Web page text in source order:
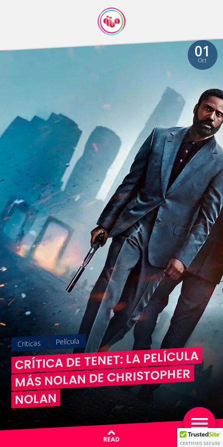
01
Oct
Críticas Película
CRÍTICA DE TENET: LA PELÍCULA
MÁS NOLAN DE CHRISTOPHER
NOLAN
READ